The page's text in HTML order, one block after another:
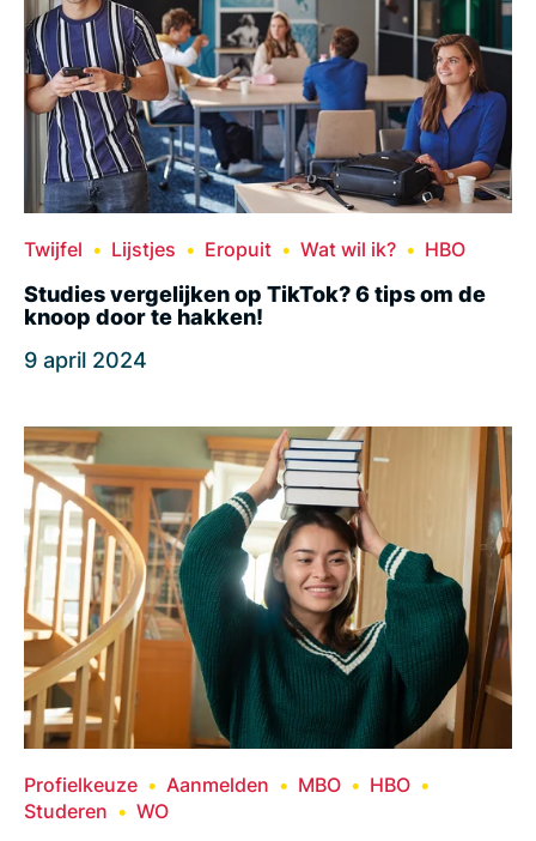
Twijfel Lijstjes Eropuit Wat wil ik? HBO
Studies vergelijken op TikTok? 6 tips om de
knoop door te hakken!
9 april 2024
Profielkeuze Aanmelden MBO
HBO
Studeren
WO